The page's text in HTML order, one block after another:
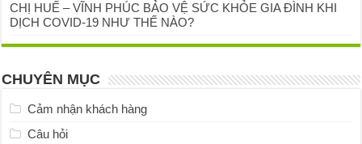
CHỊ HUẾ – VĨNH PHÚC BẢO VỆ SỨC KHỎE GIA ĐÌNH KHI
DỊCH COVID-19 NHƯ THẾ NÀO?
CHUYÊN MỤC
Cảm nhận khách hàng
Câu hỏi